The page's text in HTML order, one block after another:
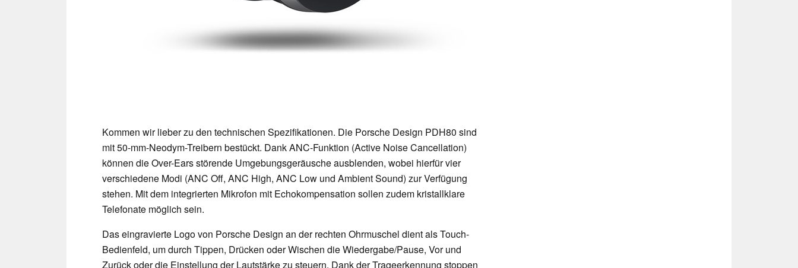
Kommen wir lieber zu den technischen Spezifikationen. Die Porsche Design PDH80 sind
mit 50-mm-Neodym-Treibern bestückt. Dank ANC-Funktion (Active Noise Cancellation)
können die Over-Ears störende Umgebungsgeräusche ausblenden, wobei hierfür vier
verschiedene Modi (ANC Off, ANC High, ANC Low und Ambient Sound) zur Verfügung
stehen. Mit dem integrierten Mikrofon mit Echokompensation sollen zudem kristallklare
Telefonate möglich sein.
Das eingravierte Logo von Porsche Design an der rechten Ohrmuschel dient als Touch-
Bedienfeld, um durch Tippen, Drücken oder Wischen die Wiedergabe/Pause, Vor und
Zurück oder die Einstellung der Lautstärke zu steuern. Dank der Trageerkennung stoppen